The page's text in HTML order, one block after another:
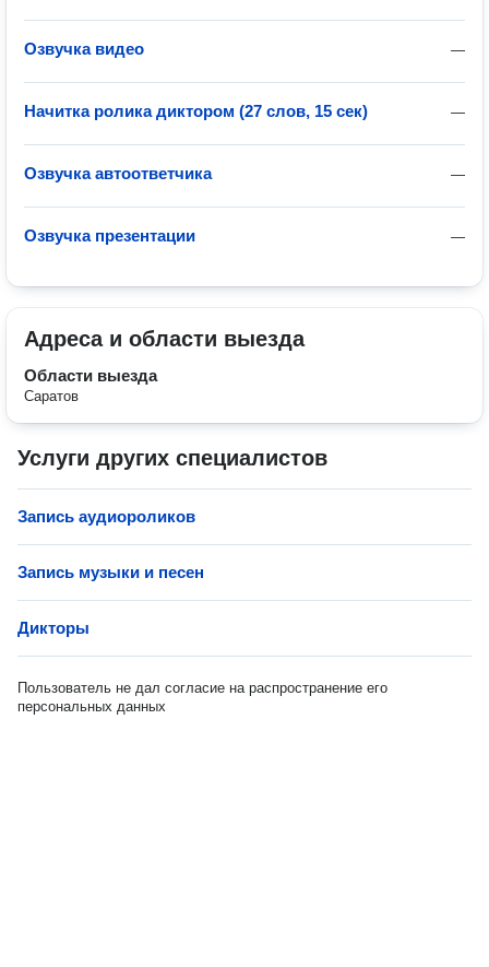
—
Озвучка видео
—
Начитка ролика диктором (27 слов, 15 сек)
—
Озвучка автоответчика
—
Озвучка презентации
Адреса и области выезда
Области выезда
Саратов
Услуги других специалистов
Запись аудиороликов
Запись музыки и песен
Дикторы
Пользователь не дал согласие на распространение его
персональных данных